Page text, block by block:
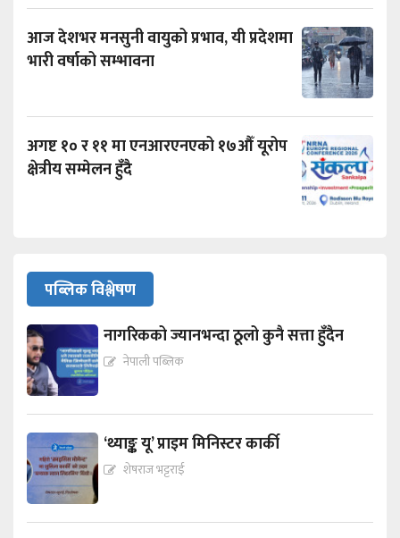
आज देशभर मनसुनी वायुको प्रभाव, यी प्रदेशमा
भारी वर्षाको सम्भावना
अगष्ट १० र ११ मा एनआरएनएको १७औँ यूरोप
क्षेत्रीय सम्मेलन हुँदै
पब्लिक विश्लेषण
नागरिकको ज्यानभन्दा ठूलो कुनै सत्ता हुँदैन
नेपाली पब्लिक
‘थ्याङ्क यू’ प्राइम मिनिस्टर कार्की
शेषराज भट्टराई